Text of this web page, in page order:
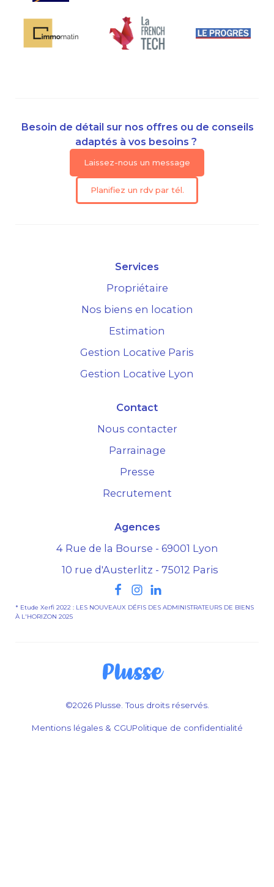
Besoin de détail sur nos offres ou de conseils
adaptés à vos besoins ?
Laissez-nous un message
Planifiez un rdv par tél.
Services
Propriétaire
Nos biens en location
Estimation
Gestion Locative Paris
Gestion Locative Lyon
Contact
Nous contacter
Parrainage
Presse
Recrutement
Agences
4 Rue de la Bourse - 69001 Lyon
10 rue d'Austerlitz - 75012 Paris
* Etude Xerfi 2022 : LES NOUVEAUX DÉFIS DES ADMINISTRATEURS DE BIENS
À L'HORIZON 2025
©2026 Plusse. Tous droits réservés.
Mentions légales & CGUPolitique de confidentialité